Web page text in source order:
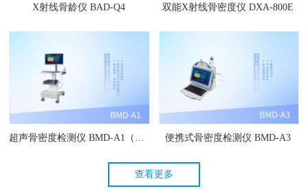
X射线骨龄仪 BAD-Q4 双能X射线骨密度仪 DXA-800E
便携式骨密度检测仪 BMD-A3
查看更多